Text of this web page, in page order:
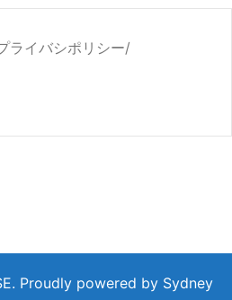
ライバシポリシー/
Proudly powered by Sydney